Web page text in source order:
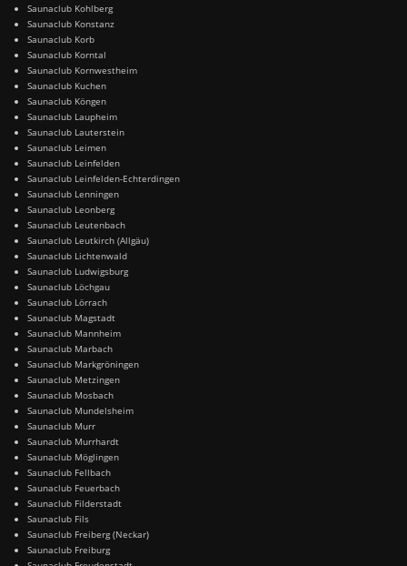
Saunaclub Kohlberg
Saunaclub Konstanz
Saunaclub Korb
Saunaclub Korntal
Saunaclub Kornwestheim
Saunaclub Kuchen
Saunaclub Köngen
Saunaclub Laupheim
Saunaclub Lauterstein
Saunaclub Leimen
Saunaclub Leinfelden
Saunaclub Leinfelden-Echterdingen
Saunaclub Lenningen
Saunaclub Leonberg
Saunaclub Leutenbach
Saunaclub Leutkirch (Allgäu)
Saunaclub Lichtenwald
Saunaclub Ludwigsburg
Saunaclub Löchgau
Saunaclub Lörrach
Saunaclub Magstadt
Saunaclub Mannheim
Saunaclub Marbach
Saunaclub Markgröningen
Saunaclub Metzingen
Saunaclub Mosbach
Saunaclub Mundelsheim
Saunaclub Murr
Saunaclub Murrhardt
Saunaclub Möglingen
Saunaclub Fellbach
Saunaclub Feuerbach
Saunaclub Filderstadt
Saunaclub Fils
Saunaclub Freiberg (Neckar)
Saunaclub Freiburg